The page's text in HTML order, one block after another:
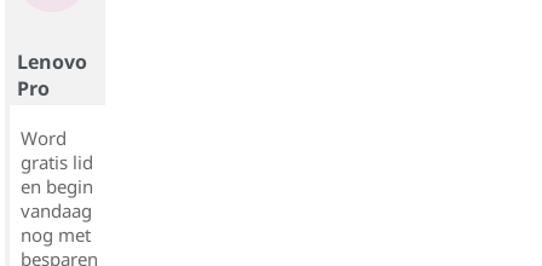
Lenovo
Pro
Word
gratis lid
en begin
vandaag
nog met
besparen